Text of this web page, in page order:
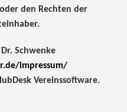
den Rechten der
Schwenke
impressum/
Vereinssoftware.